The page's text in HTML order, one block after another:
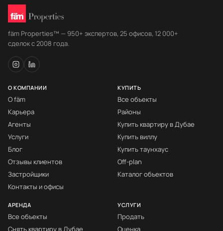
fäm Properties™ — 950+ экспертов, 25 офисов, 12 000+
сделок с 2008 года.
О КОМПАНИИ
О fäm
Карьера
Агенты
Услуги
Блог
Отзывы клиентов
Застройщики
Контакты и офисы
КУПИТЬ
Все объекты
Районы
Купить квартиру в Дубае
Купить виллу
Купить таунхаус
Off-plan
Каталог объектов
АРЕНДА
Все объекты
Снять квартиру в Дубае
УСЛУГИ
Продать
Оценка